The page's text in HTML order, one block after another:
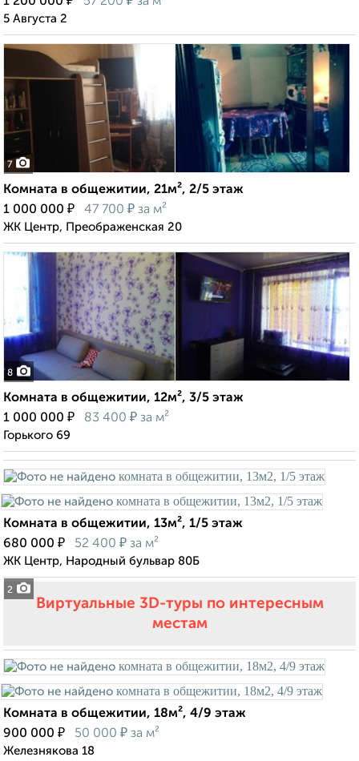
5 Августа 2
7
Комната в общежитии, 21м², 2/5 этаж
1 000 000 ₽ 47 700 ₽ за м²
ЖК Центр, Преображенская 20
8
Комната в общежитии, 12м², 3/5 этаж
1 000 000 ₽ 83 400 ₽ за м²
Горького 69
2
Комната в общежитии, 13м², 1/5 этаж
680 000 ₽ 52 400 ₽ за м²
ЖК Центр, Народный бульвар 80Б
Виртуальные 3D-туры по интересным
местам
Комната в общежитии, 18м², 4/9 этаж
900 000 ₽ 50 000 ₽ за м²
Железнякова 18